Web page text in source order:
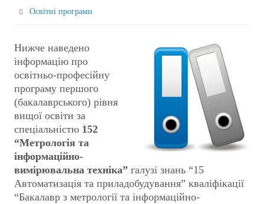
Освітні програми
Нижче наведено
інформацію про
освітньо-професійну
програму першого
(бакалаврського) рівня
вищої освіти за
спеціальністю 152
“Метрологія та
інформаційно-
вимірювальна техніка” галузі знань “15
Автоматизація та приладобудування” кваліфікації
“Бакалавр з метрології та інформаційно-